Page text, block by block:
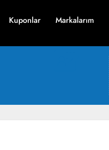
Kuponlar Markalarım